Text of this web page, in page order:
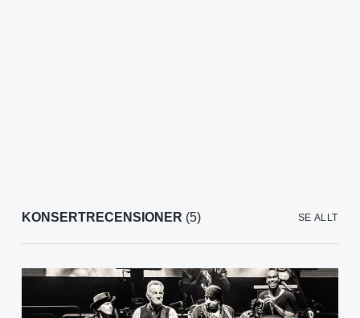
KONSERTRECENSIONER (5) SE ALLT